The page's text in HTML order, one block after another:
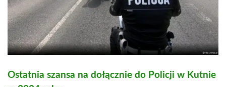
Ostatnia szansa na dołącznie do Policji w Kutnie